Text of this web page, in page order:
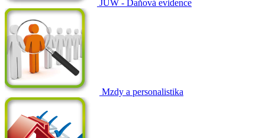
JUW - Daňová evidence
Mzdy a personalistika